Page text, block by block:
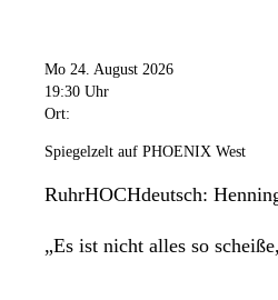
Mo 24. August 2026
19:30 Uhr
Ort:
Spiegelzelt auf PHOENIX West
RuhrHOCHdeutsch:
„Es ist nicht alles so